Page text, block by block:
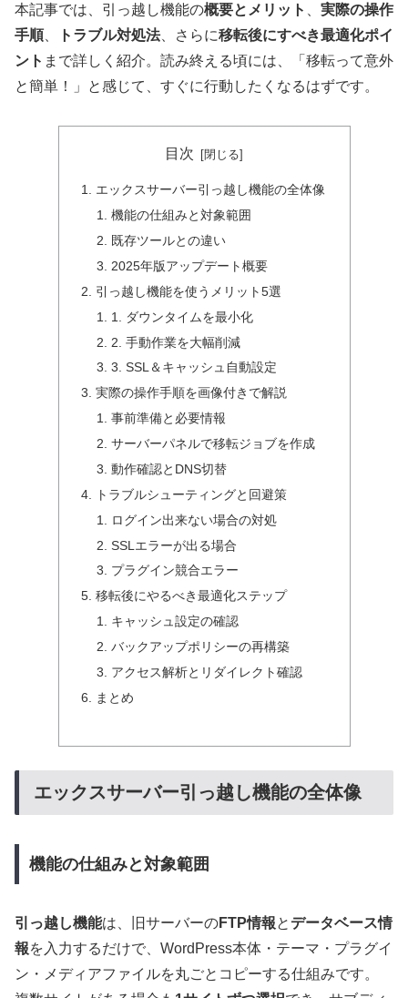
本記事では、引っ越し機能の概要とメリット
実際の操作
手順、 トラブル対処法、さらに移転後にすべき最適化ポイ
ント まで詳しく紹介。読み終える頃には、「移転って意外
と簡単！」と感じて、すぐに行動したくなるはずです。
目次
エックスサーバー引っ越し機能の全体像
機能の仕組みと対象範囲
既存ツールとの違い
2025年版アップデート概要
引っ越し機能を使うメリット5選
1. ダウンタイムを最小化
2. 手動作業を大幅削減
3. SSL＆キャッシュ自動設定
実際の操作手順を画像付きで解説
事前準備と必要情報
サーバーパネルで移転ジョブを作成
動作確認とDNS切替
トラブルシューティングと回避策
ログイン出来ない場合の対処
SSLエラーが出る場合
プラグイン競合エラー
移転後にやるべき最適化ステップ
キャッシュ設定の確認
バックアップポリシーの再構築
アクセス解析とリダイレクト確認
まとめ
エックスサーバー引っ越し機能の全体像
機能の仕組みと対象範囲
引っ越し機能は、旧サーバーのFTP情報と データベース情
報を入力するだけで、WordPress本体・テーマ・プラグイ
ン・メディアファイルを丸ごとコピーする仕組みです。